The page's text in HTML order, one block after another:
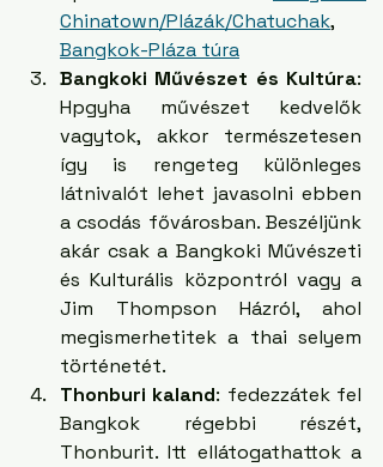
Chinatown/Plázák/Chatuchak
Bangkok-Pláza túra
Bangkoki Művészet és Kultúra:
Hpgyha művészet kedvelők
vagytok, akkor természetesen
így is rengeteg különleges
látnivalót lehet javasolni ebben
a csodás fővárosban. Beszéljünk
akár csak a Bangkoki Művészeti
és Kulturális központról vagy a
Jim Thompson Házról, ahol
megismerhetitek a thai selyem
történetét.
Thonburi kaland: fedezzátek fel
Bangkok régebbi részét,
Thonburit. Itt ellátogathattok a